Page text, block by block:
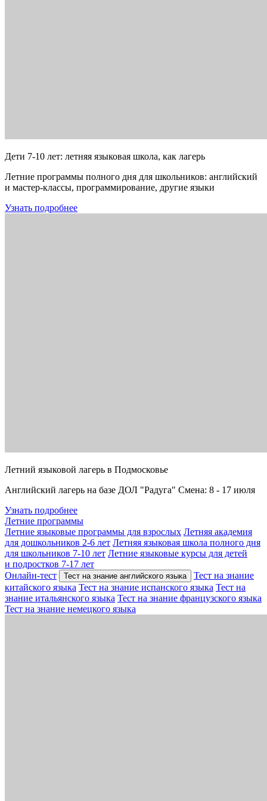
Дети 7-10 лет: летняя языковая школа, как лагерь
Летние программы полного дня для школьников: английский
и мастер-классы, программирование, другие языки
Узнать подробнее
Летний языковой лагерь в Подмосковье
Английский лагерь на базе ДОЛ "Радуга" Смена: 8 - 17 июля
Узнать подробнее
Летние программы
Летние языковые программы для взрослых Летняя академия
для дошкольников 2-6 лет Летняя языковая школа полного дня
для школьников 7-10 лет Летние языковые курсы для детей
и подростков 7-17 лет
Онлайн-тест
Тест на знание английского языка
Тест на знание
китайского языка Тест на знание испанского языка Тест на
знание итальянского языка Тест на знание французского языка
Тест на знание немецкого языка